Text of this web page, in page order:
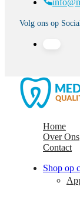
Volg ons op
Home
Over Ons
Contact
Shop op